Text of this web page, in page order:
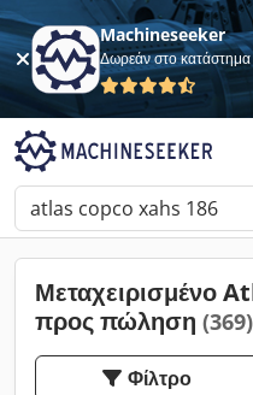
Machineseeker
Δωρεάν στο κατάστημα
Μεταχειρισμένο
προς πώληση (369)
Φίλτρο